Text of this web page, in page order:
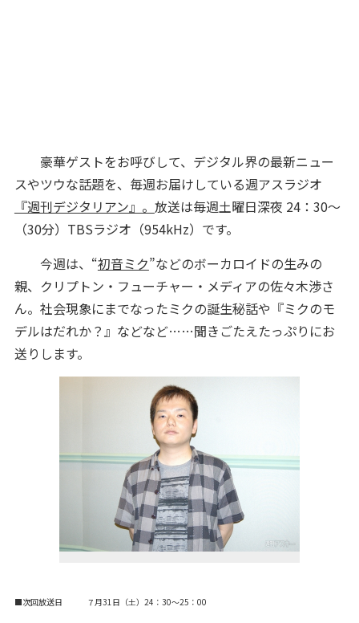
豪華ゲストをお呼びして、デジタル界の最新ニュー
スやツウな話題を、毎週お届けしている週アスラジオ
『週刊デジタリアン』。 放送は毎週土曜日深夜 24：30～
（30分）TBSラジオ（954kHz）です。
今週は、“初音ミク”などのボーカロイドの生みの
親、クリプトン・フューチャー・メディアの佐々木渉さ
ん。社会現象にまでなったミクの誕生秘話や『ミクのモ
デルはだれか？』などなど……聞きごたえたっぷりにお
送りします。
■次回放送日 ７月31日（土）24：30～25：00